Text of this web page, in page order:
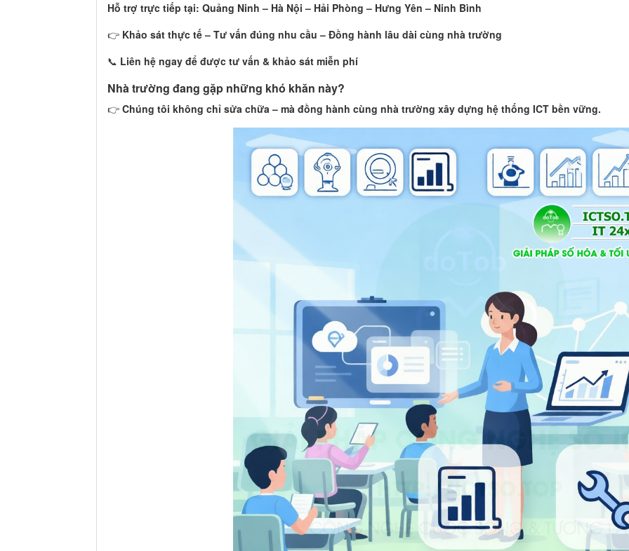
Hỗ trợ trực tiếp tại: Quảng Ninh – Hà Nội – Hải Phòng – Hưng Yên – Ninh Bình
👉 Khảo sát thực tế – Tư vấn đúng nhu cầu – Đồng hành lâu dài cùng nhà trường
📞 Liên hệ ngay để được tư vấn & khảo sát miễn phí
Nhà trường đang gặp những khó khăn này?
👉 Chúng tôi không chỉ sửa chữa – mà đồng hành cùng nhà trường xây dựng hệ thống ICT bền vững.